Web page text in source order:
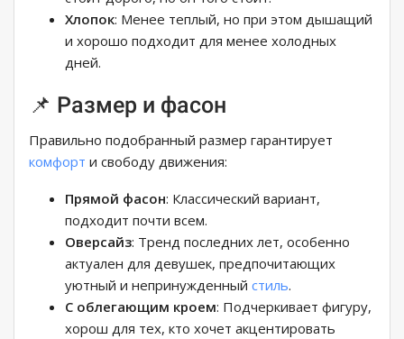
Хлопок: Менее теплый, но при этом дышащий
и хорошо подходит для менее холодных
дней.
📌 Размер и фасон
Правильно подобранный размер гарантирует
комфорт и свободу движения:
Прямой фасон: Классический вариант,
подходит почти всем.
Оверсайз: Тренд последних лет, особенно
актуален для девушек, предпочитающих
уютный и непринужденный стиль.
С облегающим кроем: Подчеркивает фигуру,
хорош для тех, кто хочет акцентировать